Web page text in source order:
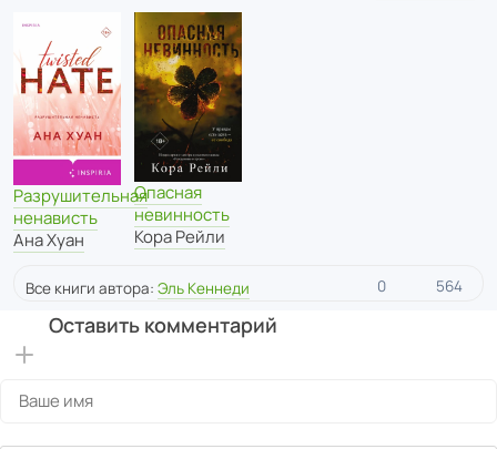
Разрушительная
ненависть
Ана Хуан
Опасная
невинность
Кора Рейли
Все книги автора: Эль Кеннеди 0 564
Оставить комментарий